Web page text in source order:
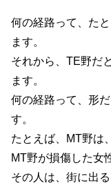
何の経路って、た
ます。
それから、TE野だ
ます。
何の経路って、形
す。
たとえば、MT野は
MT野が損傷した女
その人は、街に出